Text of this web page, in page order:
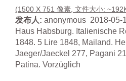
(1500 X 751 像素, 文件大小:
发布人: anonymous 2018-05-
Haus Habsburg. Italienische
1848. 5 Lire 1848, Mailand.
Jaeger/Jaeckel 277, Pagani
Patina. Vorzüglich